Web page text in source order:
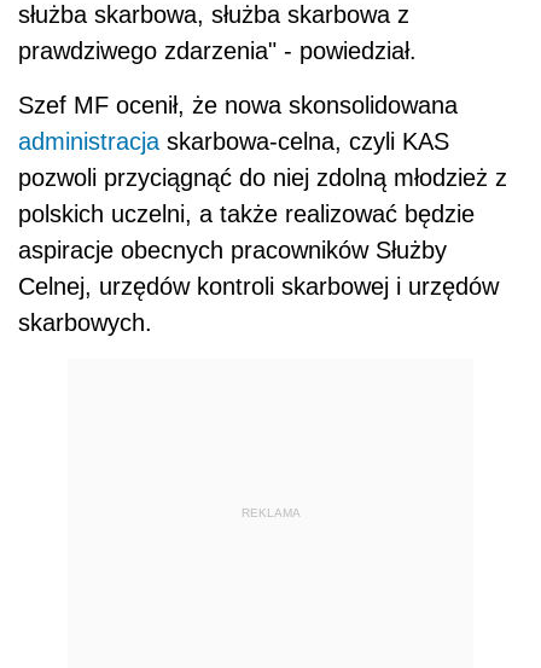
służba skarbowa, służba skarbowa z
prawdziwego zdarzenia" - powiedział.
Szef MF ocenił, że nowa skonsolidowana
administracjaskarbowa-celna, czyli KAS
pozwoli przyciągnąć do niej zdolną młodzież z
polskich uczelni, a także realizować będzie
aspiracje obecnych pracowników Służby
Celnej, urzędów kontroli skarbowej i urzędów
skarbowych.
REKLAMA